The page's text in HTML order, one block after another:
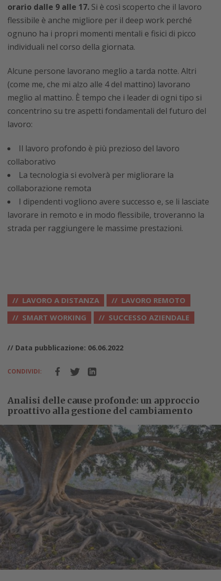
orario dalle 9 alle 17. Si è così scoperto che il lavoro
flessibile è anche migliore per il deep work perché
ognuno ha i propri momenti mentali e fisici di picco
individuali nel corso della giornata.
Alcune persone lavorano meglio a tarda notte. Altri
(come me, che mi alzo alle 4 del mattino) lavorano
meglio al mattino. È tempo che i leader di ogni tipo si
concentrino su tre aspetti fondamentali del futuro del
lavoro:
Il lavoro profondo è più prezioso del lavoro
collaborativo
La tecnologia si evolverà per migliorare la
collaborazione remota
I dipendenti vogliono avere successo e, se li lasciate
lavorare in remoto e in modo flessibile, troveranno la
strada per raggiungere le massime prestazioni.
LAVORO A DISTANZA
LAVORO REMOTO
SMART WORKING
SUCCESSO AZIENDALE
// Data pubblicazione: 06.06.2022
CONDIVIDI:
Analisi delle cause profonde: un approccio
proattivo alla gestione del cambiamento